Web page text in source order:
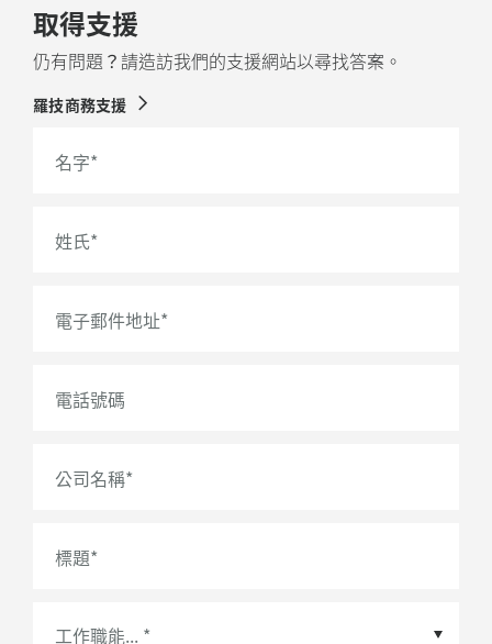
取得支援
仍有問題？請造訪我們的支援網站以尋找答案。
羅技商務支援
名字*
姓氏*
電子郵件地址*
電話號碼
公司名稱*
標題*